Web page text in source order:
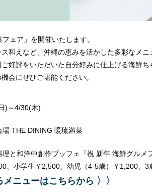
ェア」を開催いたします。
和えなど、沖縄の恵みを活かした多彩なメニ
好評をいただいた自分好みに仕上げる海鮮ち
会にぜひご堪能ください。
)～4/30(木)
場 THE DINING 暖琉満菜
と和洋中創作ブッフェ「祝 新年 海鮮グルメ
、小学生￥2,500、幼児（4-5歳）￥1,200、3
メニューはこちらから 〉〉